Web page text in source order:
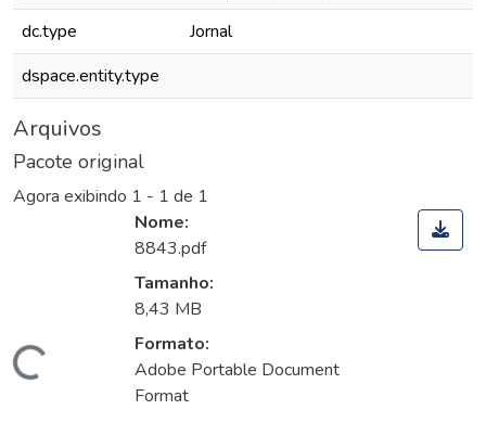
dc.type
Jornal
dspace.entity.type
Arquivos
Pacote original
Agora exibindo 1 - 1 de 1
Carregando...
Nome:
8843.pdf
Tamanho:
8,43 MB
Formato:
Adobe Portable Document
Format